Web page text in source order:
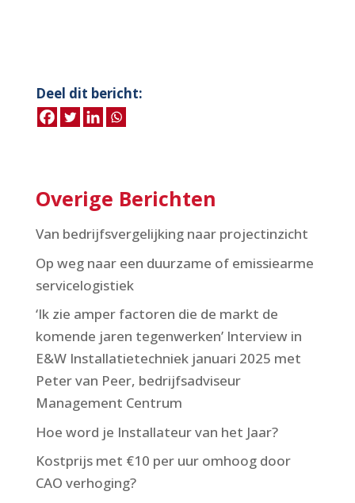
Deel dit bericht:
Overige Berichten
Van bedrijfsvergelijking naar projectinzicht
Op weg naar een duurzame of emissiearme
servicelogistiek
‘Ik zie amper factoren die de markt de
komende ­jaren tegenwerken’ Interview in
E&W Installatietechniek januari 2025 met
Peter van Peer, bedrijfsadviseur
Management Centrum
Hoe word je Installateur van het Jaar?
Kostprijs met €10 per uur omhoog door
CAO verhoging?